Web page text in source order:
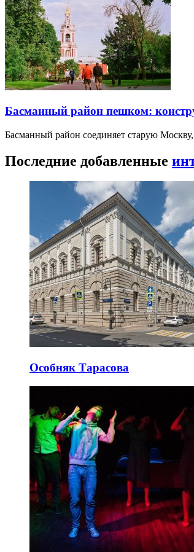
Басманный район пешком:
Басманный район соединяет старую
Последние добавленные
Особняк Тарасова